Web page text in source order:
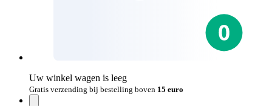
Uw winkel wagen is leeg
Gratis verzending bij bestelling boven 15 euro